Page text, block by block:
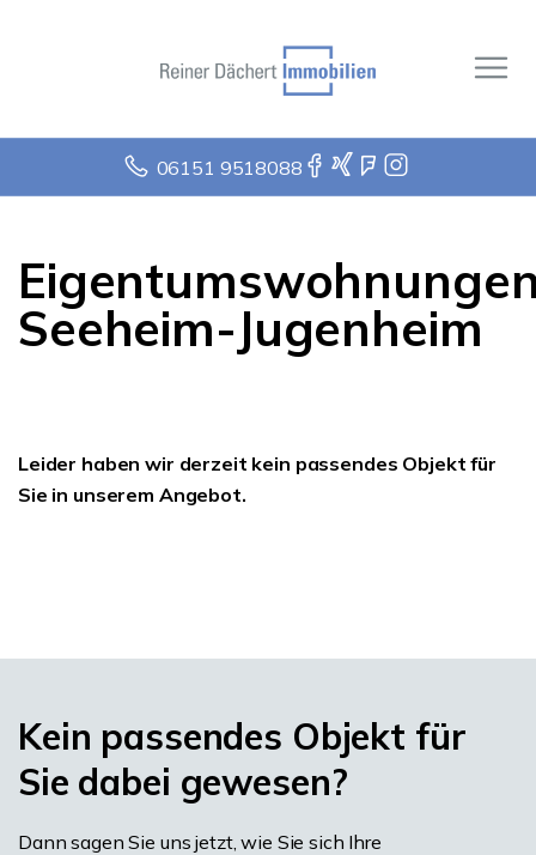
06151 9518088
Seeheim-Jugenheim
Leider haben wir derzeit kein passendes Objekt für
Sie in unserem Angebot.
Kein passendes Objekt für
Sie dabei gewesen?
Dann sagen Sie uns jetzt, wie Sie sich Ihre